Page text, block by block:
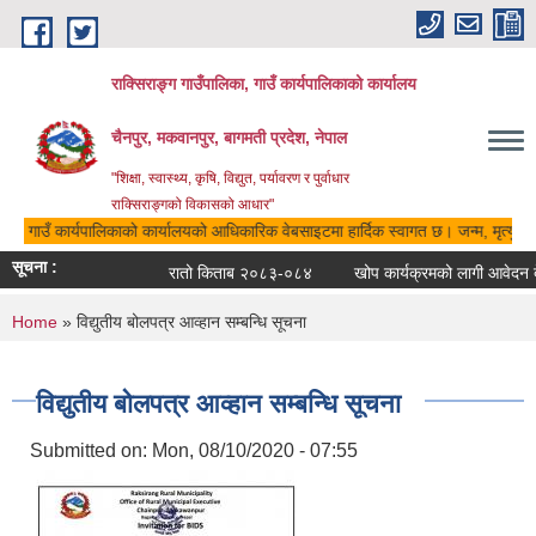
Skip to main content
राक्सिराङ्ग गाउँपालिका, गाउँ कार्यपालिकाको कार्यालय
चैनपुर, मकवानपुर, बागमती प्रदेश, नेपाल
"शिक्षा, स्वास्थ्य, कृषि, विद्युत, पर्यावरण र पुर्वाधार
राक्सिराङ्गको विकासको आधार"
गाउँ कार्यपालिकाको कार्यालयको आधिकारिक वेबसाइटमा हार्दिक स्वागत छ। जन्म,
सूचना :
रातो किताब २०८३-०८४ खोप कार्यक्रमको लागी आवेदन
You are here
Home » विद्युतीय बोलपत्र आव्हान सम्बन्धि सूचना
विद्युतीय बोलपत्र आव्हान सम्बन्धि सूचना
Submitted on: Mon, 08/10/2020 - 07:55